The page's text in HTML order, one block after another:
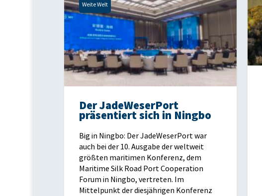
Weite Welt
Der JadeWeserPort
präsentiert sich in Ningbo
Big in Ningbo: Der JadeWeserPort war
auch bei der 10. Ausgabe der weltweit
größten maritimen Konferenz, dem
Maritime Silk Road Port Cooperation
Forum in Ningbo, vertreten. Im
Mittelpunkt der diesjährigen Konferenz